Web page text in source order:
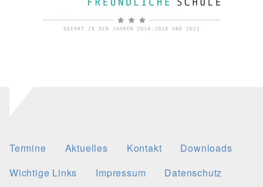
Termine Aktuelles Kontakt
Downloads
Wichtige Links
Impressum Datenschutz